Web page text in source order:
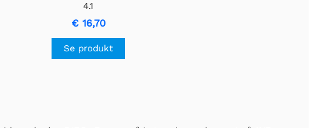
4.1
€ 16,70
Se produkt